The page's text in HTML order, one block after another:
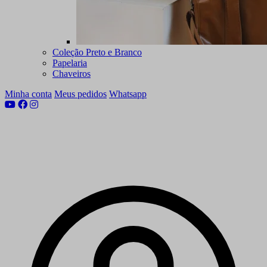
Coleção Preto e Branco
Papelaria
Chaveiros
Minha conta Meus pedidos Whatsapp